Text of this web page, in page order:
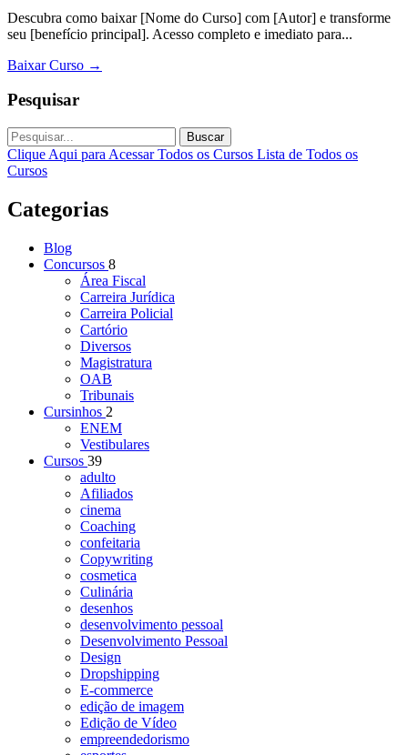
Descubra como baixar [Nome do Curso] com [Autor] e transforme
seu [benefício principal]. Acesso completo e imediato para...
Baixar Curso →
Pesquisar
Buscar
Clique Aqui para Acessar Todos os Cursos Lista de Todos os
Cursos
Categorias
Blog
Concursos 8
Área Fiscal
Carreira Jurídica
Carreira Policial
Cartório
Diversos
Magistratura
OAB
Tribunais
Cursinhos 2
ENEM
Vestibulares
Cursos 39
adulto
Afiliados
cinema
Coaching
confeitaria
Copywriting
cosmetica
Culinária
desenhos
desenvolvimento pessoal
Desenvolvimento Pessoal
Design
Dropshipping
E-commerce
edição de imagem
Edição de Vídeo
empreendedorismo